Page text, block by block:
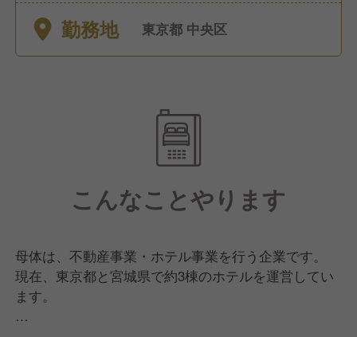
勤務地 東京都 中央区
こんなことやります
母体は、不動産事業・ホテル事業を行う企業です。
現在、東京都と宮城県で約3棟のホテルを運営してい
ます。